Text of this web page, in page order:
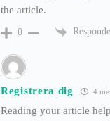
the article.
0
Registrera dig 4
Reading your article